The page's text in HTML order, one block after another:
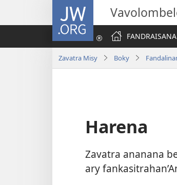
JW.ORG
FANDRAISANA
Zavatra Misy Boky
Harena
Zavatra ananana
ary